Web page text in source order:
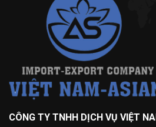
CÔNG TY TNHH DỊCH VỤ VIỆT